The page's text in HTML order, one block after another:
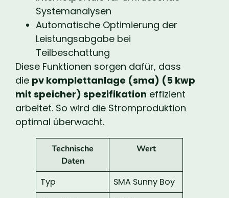
Systemanalysen
Automatische Optimierung der
Leistungsabgabe bei
Teilbeschattung
Diese Funktionen sorgen dafür, dass
die pv komplettanlage (sma) (5 kwp
mit speicher) spezifikation effizient
arbeitet. So wird die Stromproduktion
optimal überwacht.
Technische
Daten
Wert
Typ
SMA Sunny Boy